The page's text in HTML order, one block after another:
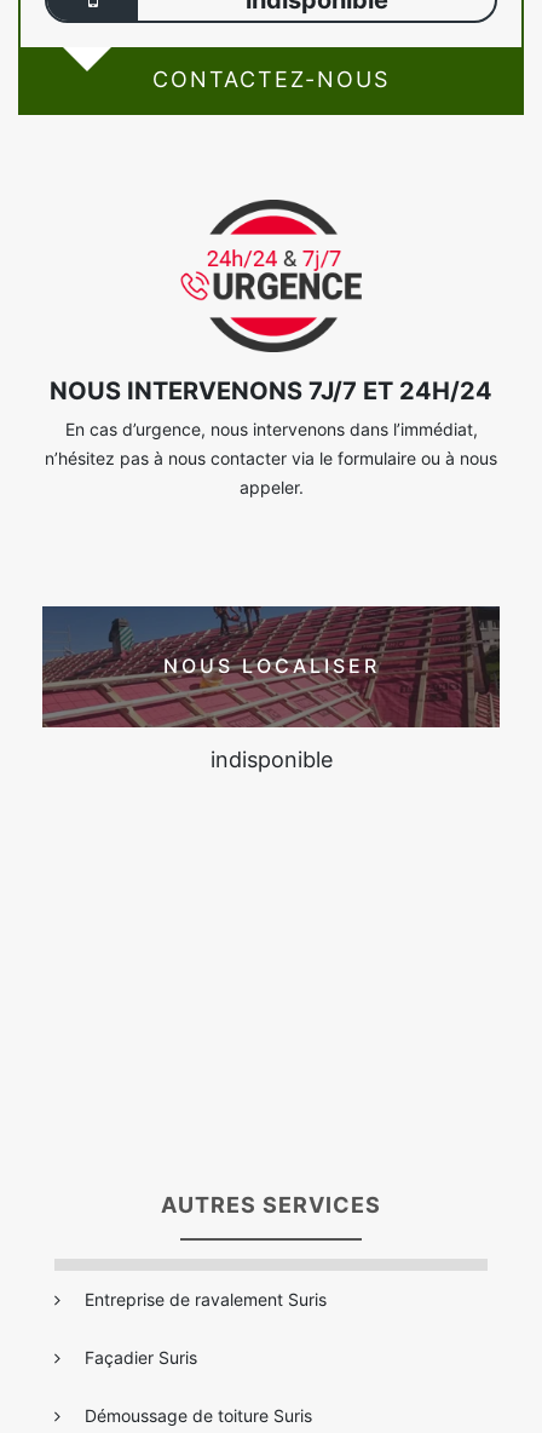
CONTACTEZ-NOUS
NOUS INTERVENONS 7J/7 ET 24H/24
En cas d’urgence, nous intervenons dans l’immédiat,
n’hésitez pas à nous contacter via le formulaire ou à nous
appeler.
NOUS LOCALISER
indisponible
AUTRES SERVICES
Entreprise de ravalement Suris
Façadier Suris
Démoussage de toiture Suris